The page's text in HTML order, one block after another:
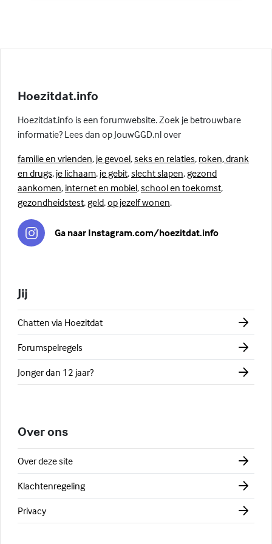
Hoezitdat.info
Hoezitdat.info is een forumwebsite. Zoek je betrouwbare
informatie? Lees dan op JouwGGD.nl over
familie en vrienden, je gevoel,seks en relaties, roken, drank
en drugs, je lichaam, je gebit,slecht slapen, gezond
aankomen, internet en mobiel,school en toekomst,
gezondheidstest, geld,op jezelf wonen.
Ga naar Instagram.com/hoezitdat.info
Jij
Chatten via Hoezitdat
Forumspelregels
Jonger dan 12 jaar?
Over ons
Over deze site
Klachtenregeling
Privacy